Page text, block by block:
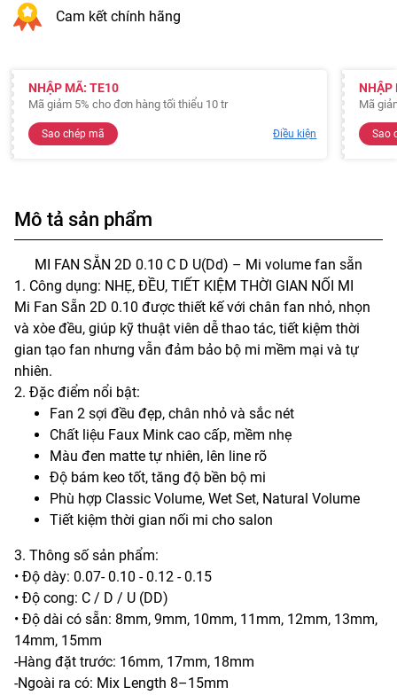
Cam kết chính hãng
NHẬP MÃ: TE10
Mã giảm 5% cho đơn hàng tối thiểu 10 tr
Sao chép mã Điều kiện
NHẬP
Mã
Sao
Mô tả sản phẩm
MI FAN SẴN 2D 0.10 C D U(Dd) – Mi volume fan sẵn
1. Công dụng: NHẸ, ĐỀU, TIẾT KIỆM THỜI GIAN NỐI MI
Mi Fan Sẵn 2D 0.10 được thiết kế với chân fan nhỏ, nhọn
và xòe đều, giúp kỹ thuật viên dễ thao tác, tiết kiệm thời
gian tạo fan nhưng vẫn đảm bảo bộ mi mềm mại và tự
nhiên.
2. Đặc điểm nổi bật:
Fan 2 sợi đều đẹp, chân nhỏ và sắc nét
Chất liệu Faux Mink cao cấp, mềm nhẹ
Màu đen matte tự nhiên, lên line rõ
Độ bám keo tốt, tăng độ bền bộ mi
Phù hợp Classic Volume, Wet Set, Natural Volume
Tiết kiệm thời gian nối mi cho salon
3. Thông số sản phẩm:
• Độ dày: 0.07- 0.10 - 0.12 - 0.15
• Độ cong: C / D / U (DD)
• Độ dài có sẵn: 8mm, 9mm, 10mm, 11mm, 12mm, 13mm,
14mm, 15mm
-Hàng đặt trước: 16mm, 17mm, 18mm
-Ngoài ra có: Mix Length 8–15mm